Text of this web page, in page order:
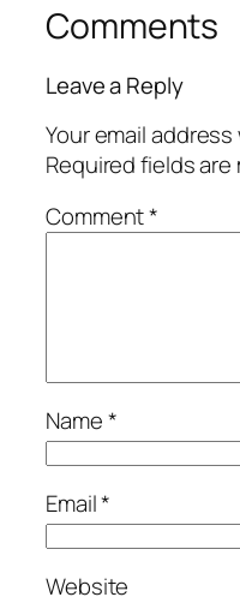
Comments
Leave a Reply
Your email
Required fields
Comment*
Name*
Email*
Website